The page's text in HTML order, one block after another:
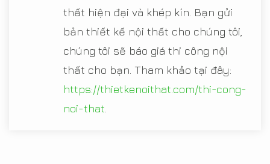
thất hiện đại và khép kín. Bạn gửi
bản thiết kế nội thất cho chúng tôi,
chúng tôi sẽ báo giá thi công nội
thất cho bạn. Tham khảo tại đây:
https://thietkenoithat.com/thi-cong-
noi-that